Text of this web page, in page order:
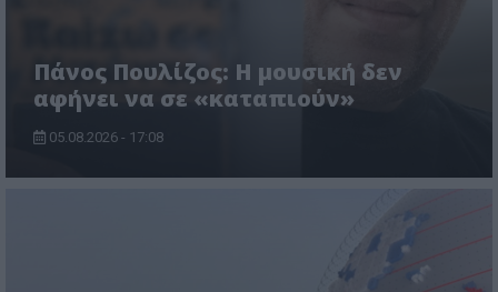
Πάνος Πουλίζος: Η μουσική δεν
αφήνει να σε «καταπιούν»
05.08.2026 - 17:08